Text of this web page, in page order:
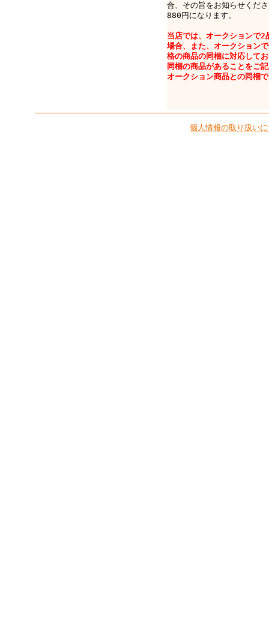
合、その旨をお知らせくだ
880円になります。
当店では、オークションで2
場合、また、オークション
格の商品の同梱に対応して
同梱の商品があることをご
オークション商品との同梱
個人情報の取り扱い